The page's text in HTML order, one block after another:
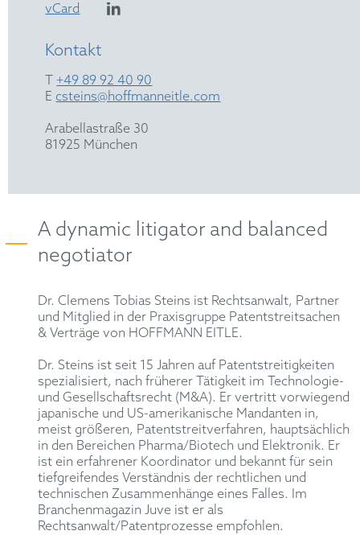
vCard
Kontakt
T +49 89 92 40 90
E csteins@hoffmanneitle.com
Arabellastraße 30
81925 München
A dynamic litigator and balanced
negotiator
Dr. Clemens Tobias Steins ist Rechtsanwalt, Partner
und Mitglied in der Praxisgruppe Patentstreitsachen
& Verträge von HOFFMANN EITLE.
Dr. Steins ist seit 15 Jahren auf Patentstreitigkeiten
spezialisiert, nach früherer Tätigkeit im Technologie-
und Gesellschaftsrecht (M&A). Er vertritt vorwiegend
japanische und US-amerikanische Mandanten in,
meist größeren, Patentstreitverfahren, hauptsächlich
in den Bereichen Pharma/Biotech und Elektronik. Er
ist ein erfahrener Koordinator und bekannt für sein
tiefgreifendes Verständnis der rechtlichen und
technischen Zusammenhänge eines Falles. Im
Branchenmagazin Juve ist er als
Rechtsanwalt/Patentprozesse empfohlen.